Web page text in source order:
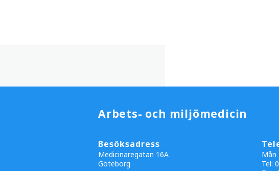
Arbets- och miljömedicin
Besöksadress
Medicinaregatan 16A
Göteborg
Mån
Tel: